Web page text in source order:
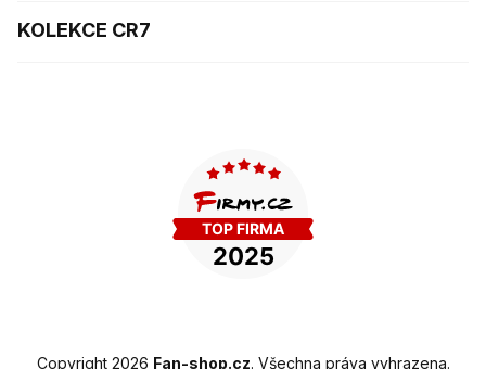
KOLEKCE CR7
Copyright 2026 Fan-shop.cz. Všechna práva vyhrazena.